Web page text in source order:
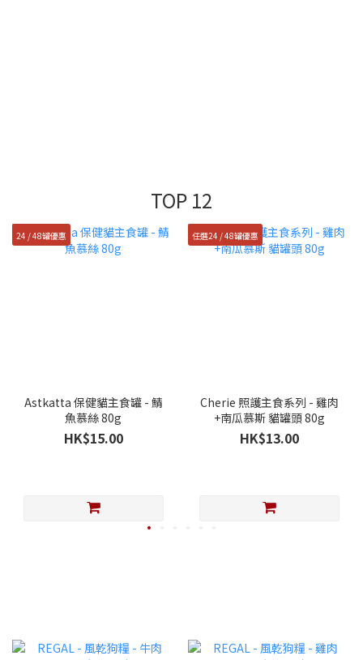
TOP 12
24 / 48罐優惠
Astkatta 保健貓主食罐 - 鯖
魚慕絲 80g
HK$15.00
任選24 / 48罐優惠
Cherie 照護主食系列 - 雞肉
+南瓜慕斯 貓罐頭 80g
HK$13.00